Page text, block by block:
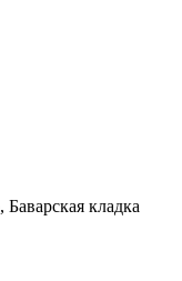
кладка